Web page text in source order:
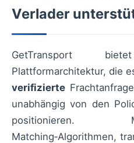
Verlader
GetTransport
Plattformarchitektur, die
verifizierte
unabhängig von den
positionieren.
Matching‑Algorithmen,